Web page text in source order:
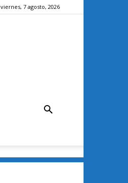
viernes, 7 agosto, 2026